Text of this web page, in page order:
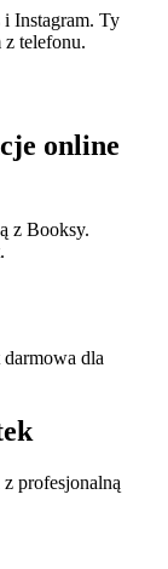
Instagram. Ty
z telefonu.
online
z Booksy.
dla
z profesjonalną